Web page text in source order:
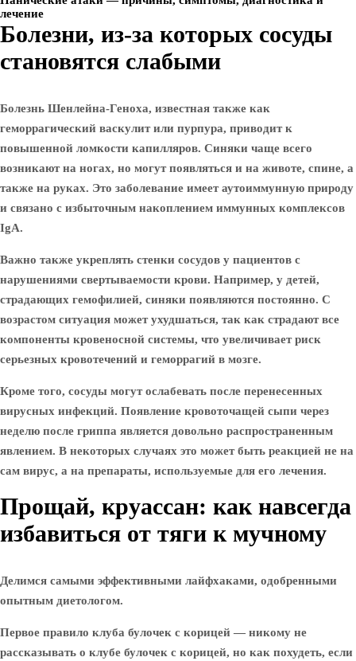
лечение
Болезни, из-за которых сосуды
становятся слабыми
Болезнь Шенлейна-Геноха, известная также как
геморрагический васкулит или пурпура, приводит к
повышенной ломкости капилляров. Синяки чаще всего
возникают на ногах, но могут появляться и на животе, спине, а
также на руках. Это заболевание имеет аутоиммунную природу
и связано с избыточным накоплением иммунных комплексов
IgA.
Важно также укреплять стенки сосудов у пациентов с
нарушениями свертываемости крови. Например, у детей,
страдающих гемофилией, синяки появляются постоянно. С
возрастом ситуация может ухудшаться, так как страдают все
компоненты кровеносной системы, что увеличивает риск
серьезных кровотечений и геморрагий в мозге.
Кроме того, сосуды могут ослабевать после перенесенных
вирусных инфекций. Появление кровоточащей сыпи через
неделю после гриппа является довольно распространенным
явлением. В некоторых случаях это может быть реакцией не на
сам вирус, а на препараты, используемые для его лечения.
Прощай, круассан: как навсегда
избавиться от тяги к мучному
Делимся самыми эффективными лайфхаками, одобренными
опытным диетологом.
Первое правило клуба булочек с корицей — никому не
рассказывать о клубе булочек с корицей, но как похудеть, если